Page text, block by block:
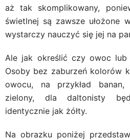
aż tak skomplikowany,
świetlnej są zawsze ułożone
wystarczy nauczyć się jej na
Ale jak określić czy owoc lub
Osoby bez zaburzeń kolorów
owocu, na przykład
zielony, dla daltonisty
identycznie jak żółty.
Na obrazku poniżej